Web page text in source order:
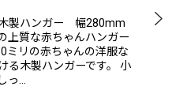
製ハンガー 幅280mm
上質な赤ちゃんハンガー
ミリの赤ちゃんの洋服な
る木製ハンガーです。 小
っ…